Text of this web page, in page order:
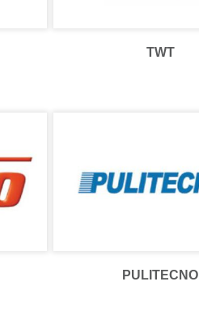
TWT
PULITECNO